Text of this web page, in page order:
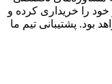
را خریداری کرده و
بود. پشتیبانی تیم ما